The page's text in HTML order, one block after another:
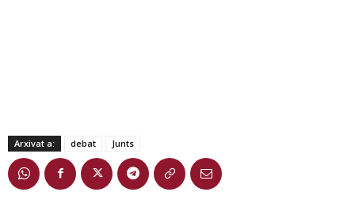
Arxivat a: debat Junts